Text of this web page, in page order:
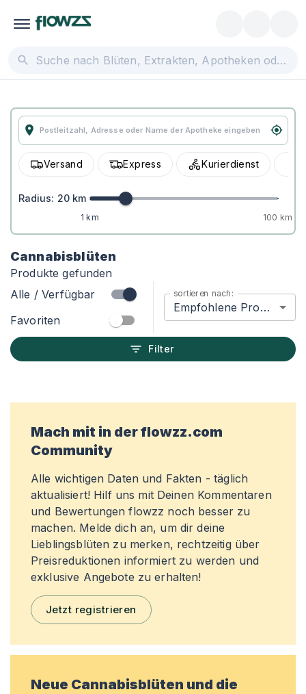
Versand Express Kurierdienst
Radius: 20 km
1 km 100 km
Cannabisblüten
Produkte gefunden
Alle / Verfügbar
Favoriten
sortieren nach:
Empfohlene Produkte
Filter
Mach mit in der flowzz.com
Community
Alle wichtigen Daten und Fakten - täglich
aktualisiert! Hilf uns mit Deinen Kommentaren
und Bewertungen flowzz noch besser zu
machen. Melde dich an, um dir deine
Lieblingsblüten zu merken, rechtzeitig über
Preisreduktionen informiert zu werden und
exklusive Angebote zu erhalten!
Jetzt registrieren
Neue Cannabisblüten und die